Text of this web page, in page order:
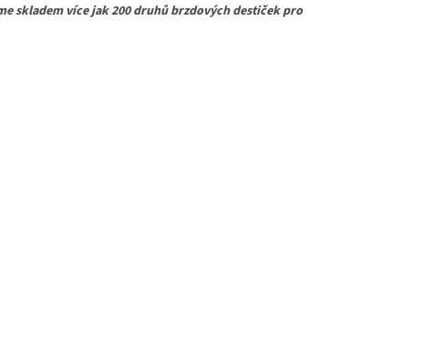
skladem více jak 200 druhů brzdových destiček pro